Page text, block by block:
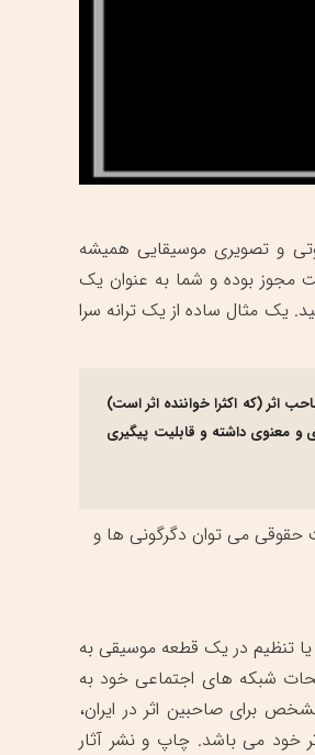
و تصویری موسیقایی همیشه
مجوز بوده و شما به عنوان یک
یک مثال ساده از یک ترانه سرا
اثر (که اکثرا خواننده اثر است)
و معنوی داشته و قابلیت پیگیری
حقوقی می توان دگرگونی ها و
یا تنظیم در یک قطعه موسیقی به
شبکه های اجتماعی خود به
برای صاحبین اثر در ایران،
خود می باشد. چاپ و نشر آثار